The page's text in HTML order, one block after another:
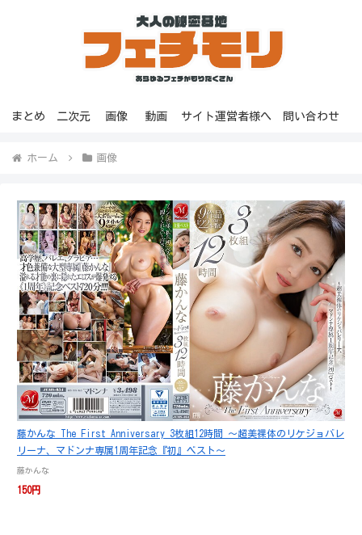
まとめ 二次元 画像 動画 サイト運営者様へ 問い合わせ
ホーム 画像
藤かんな The First Anniversary 3枚組12時間 ～超美裸体のリケジョバレ
リーナ、マドンナ専属1周年記念『初』ベスト～
藤かんな
150円